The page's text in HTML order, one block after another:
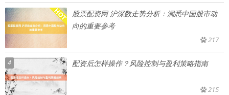
股票配资网 沪深数走势分析：洞悉中国股市动
向的重要参考
217
4 配资后怎样操作？风险控制与盈利策略指南
215